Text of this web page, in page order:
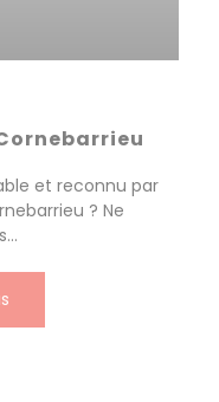
et reconnu par
? Ne